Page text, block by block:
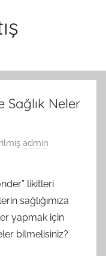
Sağlık Neler
admin
likitleri
sağlığımıza
yapmak için
bilmelisiniz?